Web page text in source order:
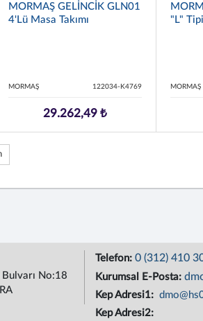
MORMAŞ GELİNCİK GLN01
4'lü Masa Takımı
MORMAŞ 122034-K4769
29.262,49 ₺
"L"
MORMAŞ
No:18
Telefon: 0 (312) 410
Kurumsal E-Posta:
Kep Adresi1:
Kep Adresi2: